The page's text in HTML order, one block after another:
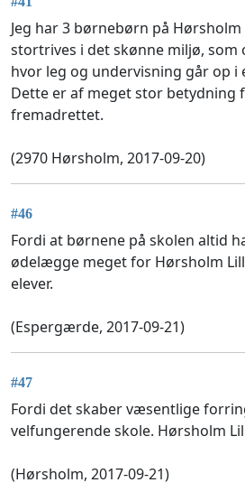
Jeg har 3 børnebørn på Hørsholm
stortrives i det skønne miljø, som
hvor leg og undervisning går op i
Dette er af meget stor betydning
fremadrettet.
(2970 Hørsholm, 2017-09-20)
#46
Fordi at børnene på skolen altid
ødelægge meget for Hørsholm
elever.
(Espergærde, 2017-09-21)
#47
Fordi det skaber væsentlige
velfungerende skole. Hørsholm
(Hørsholm, 2017-09-21)